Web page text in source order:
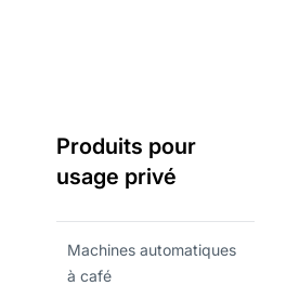
Produits pour
usage privé
Machines automatiques
à café